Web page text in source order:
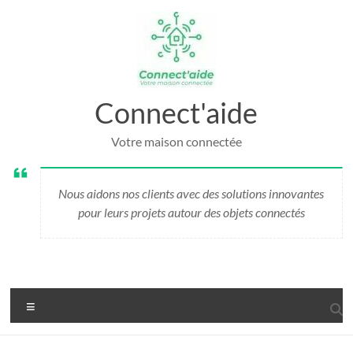
Connect'aide
Votre maison connectée
Nous aidons nos clients avec des solutions innovantes
pour leurs projets autour des objets connectés